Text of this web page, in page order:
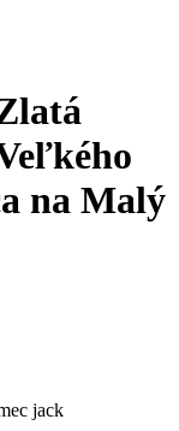
na Malý
jack